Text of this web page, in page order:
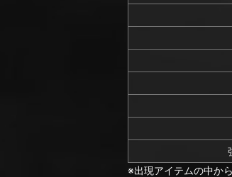
※出現アイテムの中か